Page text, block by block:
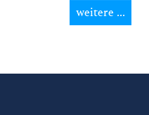
weitere ...